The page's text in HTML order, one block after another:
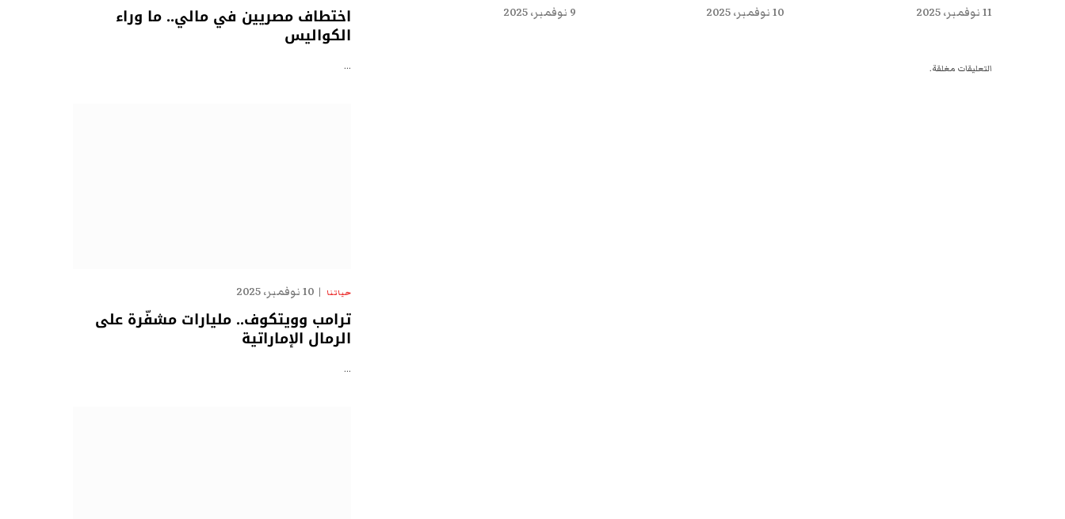
11 نوفمبر، 2025 10 نوفمبر، 2025 9 نوفمبر، 2025
التعليقات مغلقة.
اختطاف مصريين في مالي.. ما وراء
الكواليس
…
حياتنا 10 نوفمبر، 2025
ترامب وويتكوف.. مليارات مشفّرة على
الرمال الإماراتية
…